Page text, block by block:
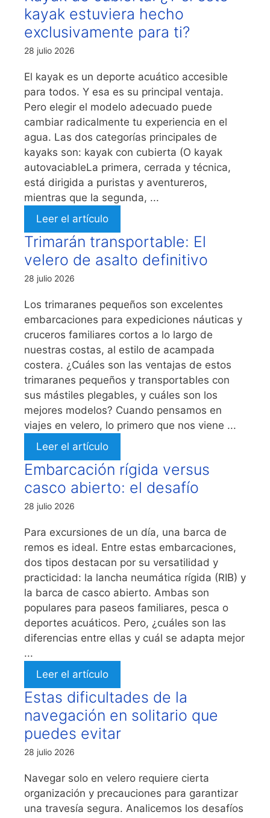
kayak estuviera hecho
exclusivamente para ti?
28 julio 2026
El kayak es un deporte acuático accesible
para todos. Y esa es su principal ventaja.
Pero elegir el modelo adecuado puede
cambiar radicalmente tu experiencia en el
agua. Las dos categorías principales de
kayaks son: kayak con cubierta (O kayak
autovaciableLa primera, cerrada y técnica,
está dirigida a puristas y aventureros,
mientras que la segunda, ...
Leer el artículo
Trimarán transportable: El
velero de asalto definitivo
28 julio 2026
Los trimaranes pequeños son excelentes
embarcaciones para expediciones náuticas y
cruceros familiares cortos a lo largo de
nuestras costas, al estilo de acampada
costera. ¿Cuáles son las ventajas de estos
trimaranes pequeños y transportables con
sus mástiles plegables, y cuáles son los
mejores modelos? Cuando pensamos en
viajes en velero, lo primero que nos viene ...
Leer el artículo
Embarcación rígida versus
casco abierto: el desafío
28 julio 2026
Para excursiones de un día, una barca de
remos es ideal. Entre estas embarcaciones,
dos tipos destacan por su versatilidad y
practicidad: la lancha neumática rígida (RIB) y
la barca de casco abierto. Ambas son
populares para paseos familiares, pesca o
deportes acuáticos. Pero, ¿cuáles son las
diferencias entre ellas y cuál se adapta mejor
...
Leer el artículo
Estas dificultades de la
navegación en solitario que
puedes evitar
28 julio 2026
Navegar solo en velero requiere cierta
organización y precauciones para garantizar
una travesía segura. Analicemos los desafíos